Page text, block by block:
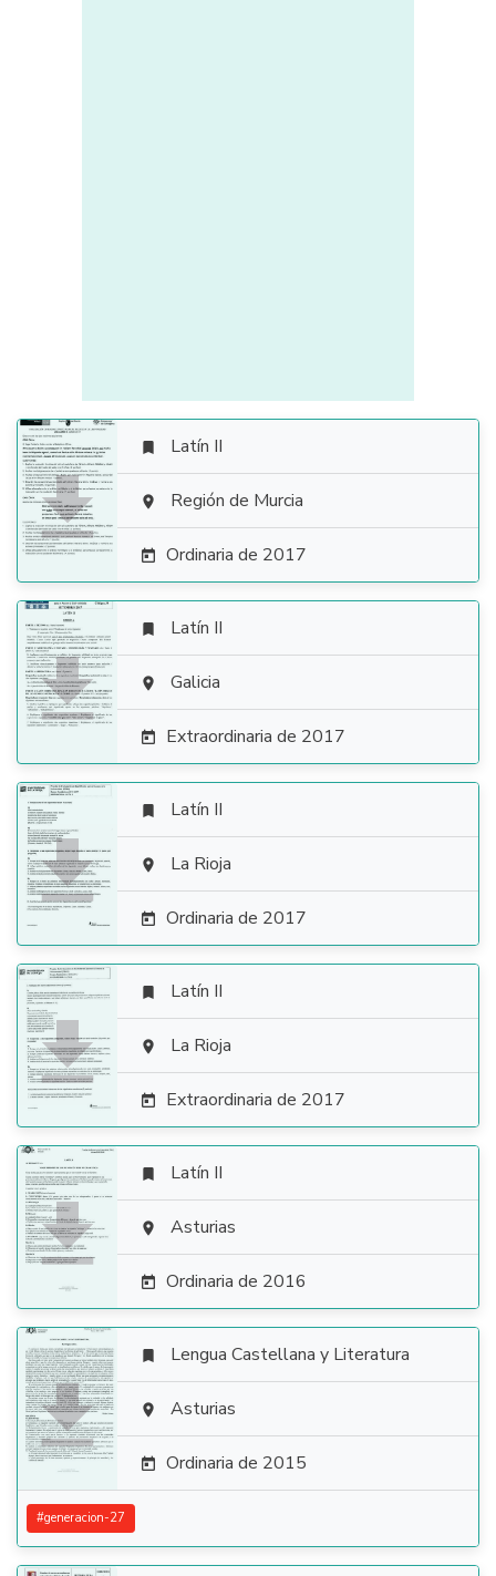

 Latín II
 Región de Murcia
 Ordinaria de 2017

 Latín II
 Galicia
 Extraordinaria de 2017

 Latín II
 La Rioja
 Ordinaria de 2017

 Latín II
 La Rioja
 Extraordinaria de 2017

 Latín II
 Asturias
 Ordinaria de 2016

 Lengua Castellana y Literatura
 Asturias
 Ordinaria de 2015
#generacion-27